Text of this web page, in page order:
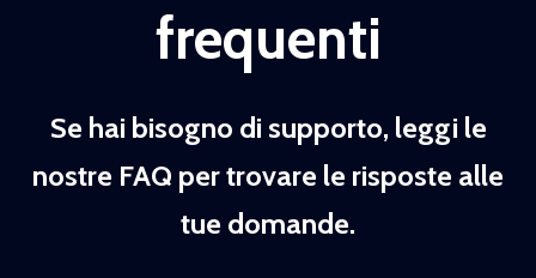
frequenti
Se hai bisogno di supporto, leggi le
nostre FAQ per trovare le risposte alle
tue domande.